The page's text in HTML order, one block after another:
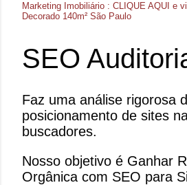
Marketing Imobiliário : CLIQUE AQUI e
Decorado 140m² São Paulo
SEO
Faz uma análise rigorosa
posicionamento de sites
buscadores.
Nosso objetivo é Ganhar
Orgânica com SEO para